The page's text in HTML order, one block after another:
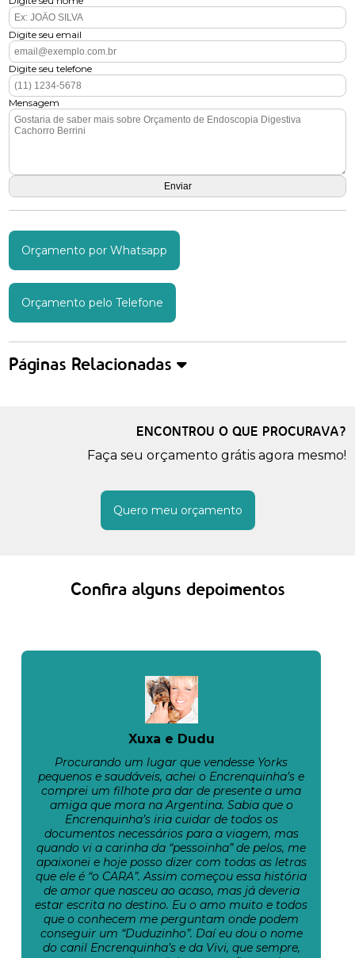
Digite seu email
Digite seu telefone
Mensagem
Orçamento por Whatsapp
Orçamento pelo Telefone
Páginas Relacionadas
ENCONTROU O QUE PROCURAVA?
Faça seu orçamento grátis agora mesmo!
Quero meu orçamento
Confira alguns depoimentos
Xuxa e Dudu
Procurando um lugar que vendesse Yorks
pequenos e saudáveis, achei o Encrenquinha’s e
comprei um filhote pra dar de presente a uma
amiga que mora na Argentina. Sabia que o
Encrenquinha’s iria cuidar de todos os
documentos necessários para a viagem, mas
quando vi a carinha da “pessoinha” de pelos, me
apaixonei e hoje posso dizer com todas as letras
que ele é “o CARA”. Assim começou essa história
de amor que nasceu ao acaso, mas já deveria
estar escrita no destino. Eu o amo muito e todos
que o conhecem me perguntam onde podem
conseguir um “Duduzinho”. Daí eu dou o nome
do canil Encrenquinha’s e da Vivi, que sempre,